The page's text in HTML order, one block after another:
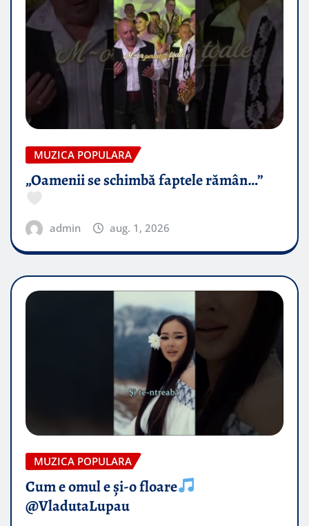
MUZICA POPULARA
„Oamenii se schimbă faptele rămân…”
admin aug. 1, 2026
MUZICA POPULARA
Cum e omul e și-o floare
@VladutaLupau